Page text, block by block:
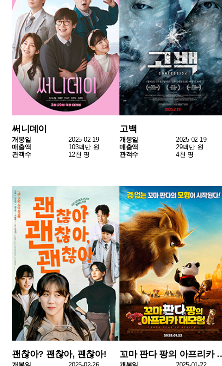
데드데드 데몬즈 디디디디 디스트럭션: 파트2
개봉일
2025-02-05
매출액
13백만 원
관객수
아노라
개봉일
2024-11-06
매출액
15백만 원
관객수
2천 명
정돌이
개봉일
2025-02-12
매출액
7백만 원
관객수
1천 명
카라바조의 그림자
개봉일
2025-02-12
매출액
7백만 원
관객수
1천 명
지난 2월 17일부터 23일까지 한 주간 개봉된 영화는 총 14편
으로, 전주 대비 3편 증가했다. 이 중 한국영화는 5편, 외국영
화는 9편이었다. 해당 기간 동안 전체 매출액은 113억 원을
기록했으며, 한국영화의 매출액은 35억 원으로 전체의 31.
4%를 차지했다. 한국영화 점유율이 전주 28.9%에 비하면 소
폭 상승했지만, 외국영화가 전체의 68.6%를 차지하며 여전히
강세를 보였다. 2월 들어 외국영화들의 점유율이 지속적으로
확대되고 있다.
한 주간 총 관객 수는 118만 명으로 집계되었으며, 이 가운데
한국영화 관객 수는 37만 명, 외국영화 관객 수는 81만 명이